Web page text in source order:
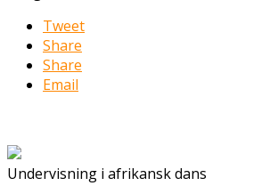
Tweet
Share
Share
Email
Undervisning i afrikansk dans